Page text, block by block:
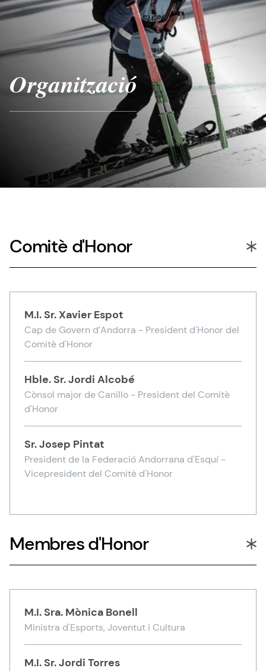
Organització
Membres d'Honor
M.I. Sra. Mònica Bonell
Ministra d'Esports, Joventut i Cultura
M.I. Sr.Jordi Torres
Comitè d'Honor
M.I. Sr.Xavier Espot
Cap de Govern d’Andorra - President d'Honor del
Comitè d'Honor
Hble. Sr.Jordi Alcobé
Cònsol major de Canillo - President del Comitè
d'Honor
Sr.Josep Pintat
President de la Federació Andorrana d'Esquí -
Vicepresident del Comitè d'Honor